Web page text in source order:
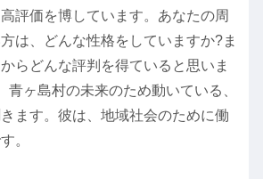
評価を博しています。あなたの周
は、どんな性格をしていますか?ま
らどんな評判を得ていると思いま
青ヶ島村の未来のため動いている、
ます。彼は、地域社会のために働
。